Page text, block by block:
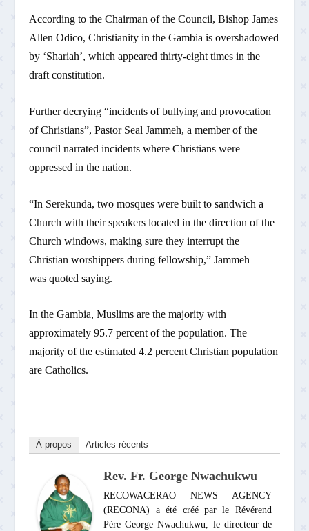
According to the Chairman of the Council, Bishop James
Allen Odico, Christianity in the Gambia is overshadowed
by ‘Shariah’, which appeared thirty-eight times in the
draft constitution.
Further decrying “incidents of bullying and provocation
of Christians”, Pastor Seal Jammeh, a member of the
council narrated incidents where Christians were
oppressed in the nation.
“In Serekunda, two mosques were built to sandwich a
Church with their speakers located in the direction of the
Church windows, making sure they interrupt the
Christian worshippers during fellowship,” Jammeh
was quoted saying.
In the Gambia, Muslims are the majority with
approximately 95.7 percent of the population. The
majority of the estimated 4.2 percent Christian population
are Catholics.
À propos Articles récents
Rev. Fr. George Nwachukwu
RECOWACERAO NEWS AGENCY
(RECONA) a été créé par le Révérend
Père George Nwachukwu, le directeur de